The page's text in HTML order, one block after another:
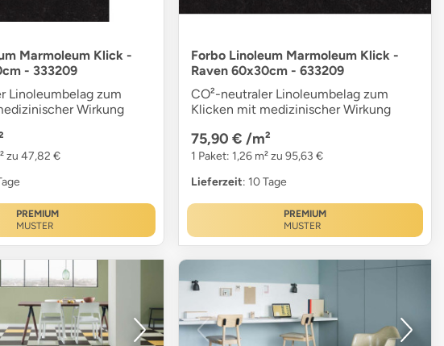
Marmoleum Klick -
- 333209
Linoleumbelag zum
Wirkung
zu 47,82 €
PREMIUM
MUSTER
Forbo Linoleum Marmoleum Klick -
Raven 60x30cm - 633209
CO²-neutraler Linoleumbelag zum
Klicken mit medizinischer Wirkung
75,90 € /m²
1 Paket: 1,26 m² zu 95,63 €
Lieferzeit: 10 Tage
PREMIUM
MUSTER